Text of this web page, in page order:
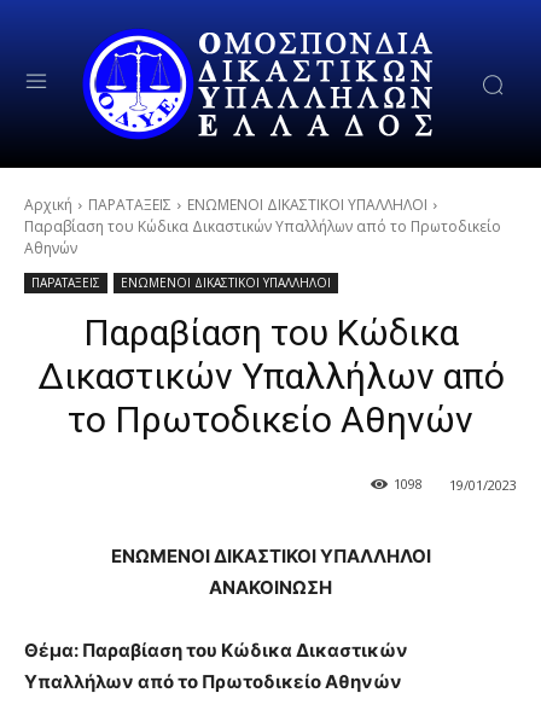
Αρχική ΠΑΡΑΤΑΞΕΙΣ
ΕΝΩΜΕΝΟΙ ΔΙΚΑΣΤΙΚΟΙ ΥΠΑΛΛΗΛΟΙ
Παραβίαση του Κώδικα Δικαστικών Υπαλλήλων από το Πρωτοδικείο
Αθηνών
ΠΑΡΑΤΑΞΕΙΣ ΕΝΩΜΕΝΟΙ ΔΙΚΑΣΤΙΚΟΙ ΥΠΑΛΛΗΛΟΙ
Παραβίαση του Κώδικα
Δικαστικών Υπαλλήλων από
το Πρωτοδικείο Αθηνών
1098 19/01/2023
ΕΝΩΜΕΝΟΙ ΔΙΚΑΣΤΙΚΟΙ ΥΠΑΛΛΗΛΟΙ
ΑΝΑΚΟΙΝΩΣΗ
Θέμα: Παραβίαση του Κώδικα Δικαστικών
Υπαλλήλων από το Πρωτοδικείο Αθηνών